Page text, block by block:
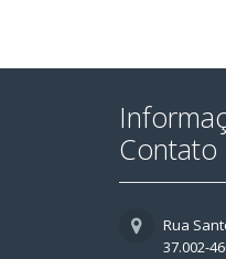
Contato
Rua
37.002-